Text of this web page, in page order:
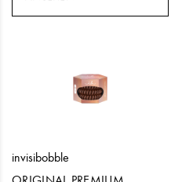
invisibobble